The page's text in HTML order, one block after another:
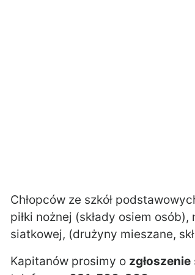
Chłopców ze szkół
piłki nożnej (składy osiem
siatkowej, (drużyny mieszane,
Kapitanów prosimy o zgłoszenie